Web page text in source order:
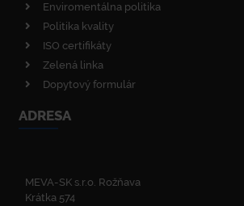
Enviromentálna politika
Politika kvality
ISO certifikáty
Zelená linka
Dopytový formulár
ADRESA
MEVA-SK s.r.o. Rožňava
Krátka 574